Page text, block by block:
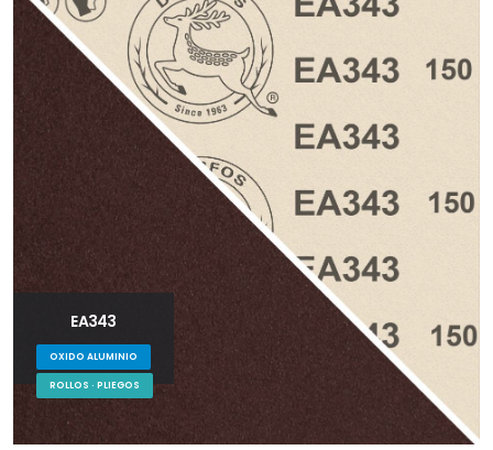
EA343
OXIDO ALUMINIO
ROLLOS · PLIEGOS